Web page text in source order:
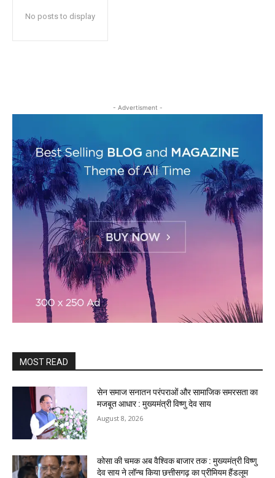
No posts to display
- Advertisment -
MOST READ
सेन समाज सनातन परंपराओं और सामाजिक समरसता का
मजबूत आधार : मुख्यमंत्री विष्णु देव साय
August 8, 2026
कोसा की चमक अब वैश्विक बाजार तक : मुख्यमंत्री विष्णु
देव साय ने लॉन्च किया छत्तीसगढ़ का प्रीमियम हैंडलूम